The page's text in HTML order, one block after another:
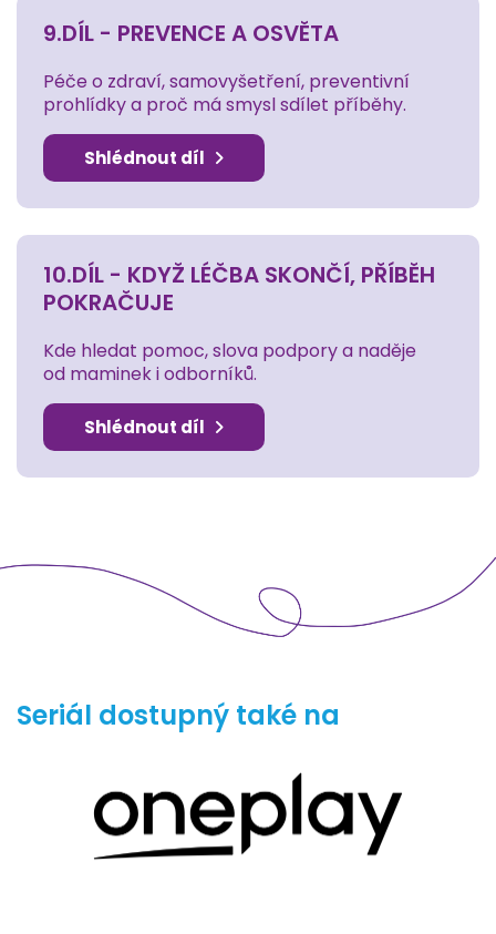
9.DÍL - PREVENCE A OSVĚTA
Péče o zdraví, samovyšetření, preventivní
prohlídky a proč má smysl sdílet příběhy.
Shlédnout díl
10.DÍL - KDYŽ LÉČBA SKONČÍ, PŘÍBĚH
POKRAČUJE
Kde hledat pomoc, slova podpory a naděje
od maminek i odborníků.
Shlédnout díl
Seriál dostupný také na